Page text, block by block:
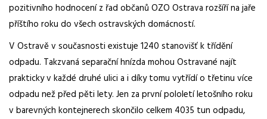
pozitivního hodnocení z řad občanů OZO Ostrava rozšíří na jaře
příštího roku do všech ostravských domácností.
V Ostravě v současnosti existuje 1240 stanovišť k třídění
odpadu. Takzvaná separační hnízda mohou Ostravané najít
prakticky v každé druhé ulici a i díky tomu vytřídí o třetinu více
odpadu než před pěti lety. Jen za první pololetí letošního roku
v barevných kontejnerech skončilo celkem 4035 tun odpadu,